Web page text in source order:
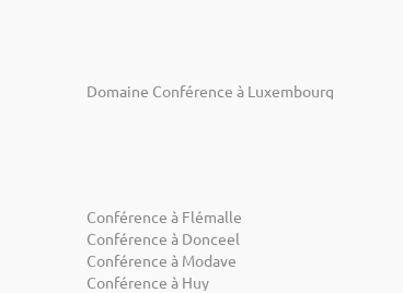
Domaine Conférence à Luxembourg
Conférence à Flémalle
Conférence à Donceel
Conférence à Modave
Conférence à Huy